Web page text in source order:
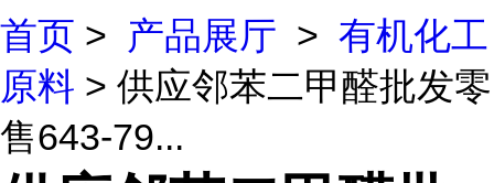
首页 > 产品展厅 > 有机化工
原料 > 供应邻苯二甲醛批发零
售643-79...